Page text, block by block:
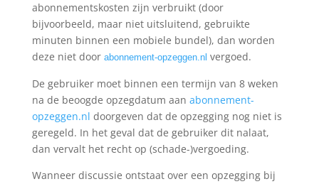
abonnementskosten zijn verbruikt (door
bijvoorbeeld, maar niet uitsluitend, gebruikte
minuten binnen een mobiele bundel), dan worden
deze niet door abonnement-opzeggen.nl vergoed.
De gebruiker moet binnen een termijn van 8 weken
na de beoogde opzegdatum aan abonnement-
opzeggen.nl doorgeven dat de opzegging nog niet is
geregeld. In het geval dat de gebruiker dit nalaat,
dan vervalt het recht op (schade-)vergoeding.
Wanneer discussie ontstaat over een opzegging bij